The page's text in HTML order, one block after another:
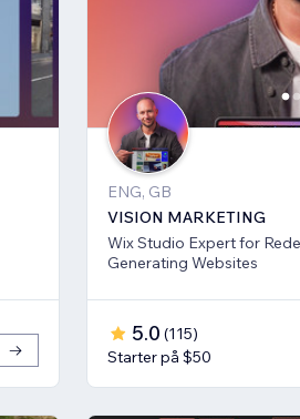
ENG, GB
VISION MARKETING
Wix Studio Expert for
Generating Websites
5.0 (115)
Starter på $50